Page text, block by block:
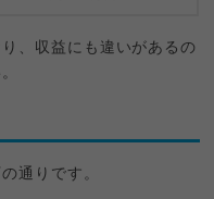
、収益にも違いがあるの
通りです。